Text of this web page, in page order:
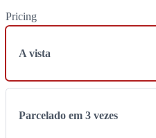
r
a
Pricing
A vista
Parcelado em 3 vezes